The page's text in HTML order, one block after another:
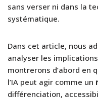
sans verser ni dans la
systématique.
Dans cet article, nous
analyser les
montrerons d’abord en
l’IA peut agir comme un
différenciation,